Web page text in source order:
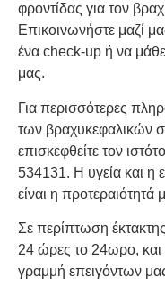
φροντίδας για τον
Επικοινωνήστε μαζί
ένα check-up ή να
μας.
Για περισσότερες
των βραχυκεφαλικών
επισκεφθείτε τον
534131. Η υγεία και η
είναι η προτεραιότητά
Σε περίπτωση
24 ώρες το 24ωρο, και
γραμμή επειγόντων